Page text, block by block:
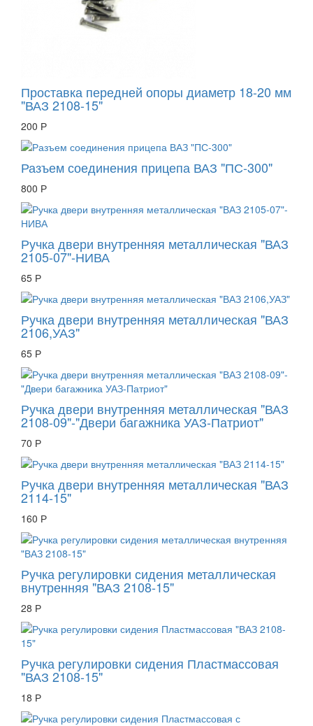
Проставка передней опоры диаметр 18-20 мм
"ВАЗ 2108-15"
200 Р
Разъем соединения прицепа ВАЗ "ПС-300"
800 Р
Ручка двери внутренняя металлическая "ВАЗ
2105-07"-НИВА
65 Р
Ручка двери внутренняя металлическая "ВАЗ
2106,УАЗ"
65 Р
Ручка двери внутренняя металлическая "ВАЗ
2108-09"-"Двери багажника УАЗ-Патриот"
70 Р
Ручка двери внутренняя металлическая "ВАЗ
2114-15"
160 Р
Ручка регулировки сидения металлическая
внутренняя "ВАЗ 2108-15"
28 Р
Ручка регулировки сидения Пластмассовая
"ВАЗ 2108-15"
18 Р